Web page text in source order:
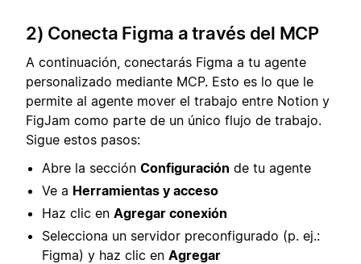
2) Conecta Figma a través del MCP
A continuación, conectarás Figma a tu agente
personalizado mediante MCP. Esto es lo que le
permite al agente mover el trabajo entre Notion y
FigJam como parte de un único flujo de trabajo.
Sigue estos pasos:
Abre la sección Configuración de tu agente
Ve a Herramientas y acceso
Haz clic en Agregar conexión
Selecciona un servidor preconfigurado (p. ej.:
Figma) y haz clic en Agregar